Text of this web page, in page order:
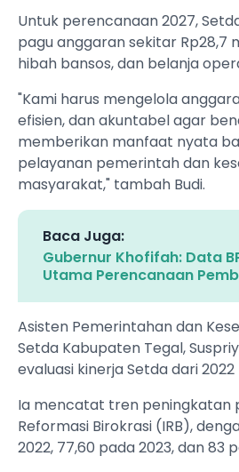
Untuk perencanaan 2027,
pagu anggaran sekitar Rp28,7
hibah bansos, dan belanja
"Kami harus mengelola
efisien, dan akuntabel agar
memberikan manfaat nyata
pelayanan pemerintah dan
masyarakat," tambah Budi.
Baca Juga:
Gubernur Khofifah: Data
Utama Perencanaan
Asisten Pemerintahan dan
Setda Kabupaten Tegal,
evaluasi kinerja Setda dari 2022
Ia mencatat tren peningkatan
Reformasi Birokrasi (IRB),
2022, 77,60 pada 2023, dan 83